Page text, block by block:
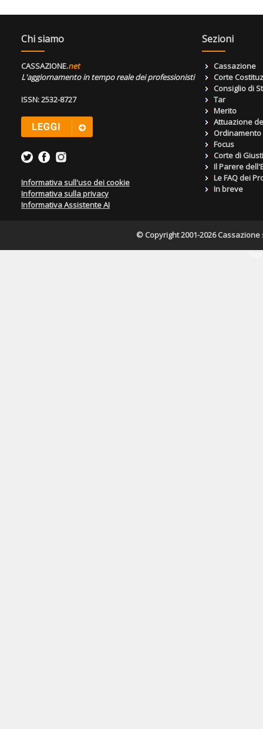
Chi siamo
CASSAZIONE.net
L'aggiornamento in tempo reale dei professionisti
ISSN: 2532-8727
Informativa sull'uso dei cookie
Informativa sulla privacy
Informativa Assistente AI
Sezioni
Cassazione
Corte
Consiglio di
Tar
Merito
Attuazione
Focus
Corte di
Il Parere
Le FAQ dei
In breve
© Copyright 2001-2026 Cassazione